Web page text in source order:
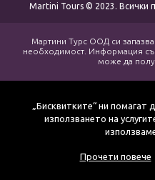
Martini Tours © 2023. Всички
Мартини Турс ООД си
необходимост. Информация
може да
„Бисквитките“ ни помагат
използването на
Прочети повече